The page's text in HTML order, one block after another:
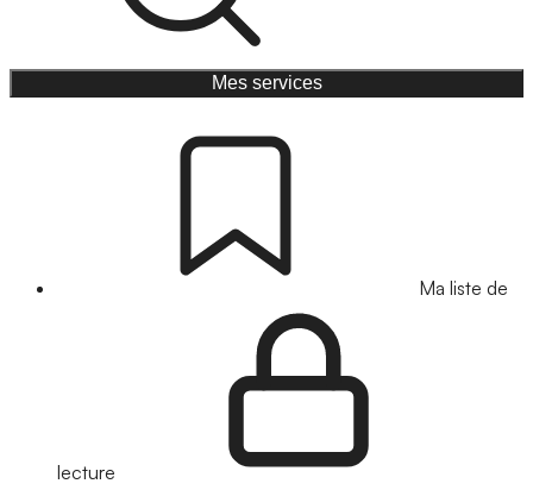
Mes services
Ma liste de
lecture